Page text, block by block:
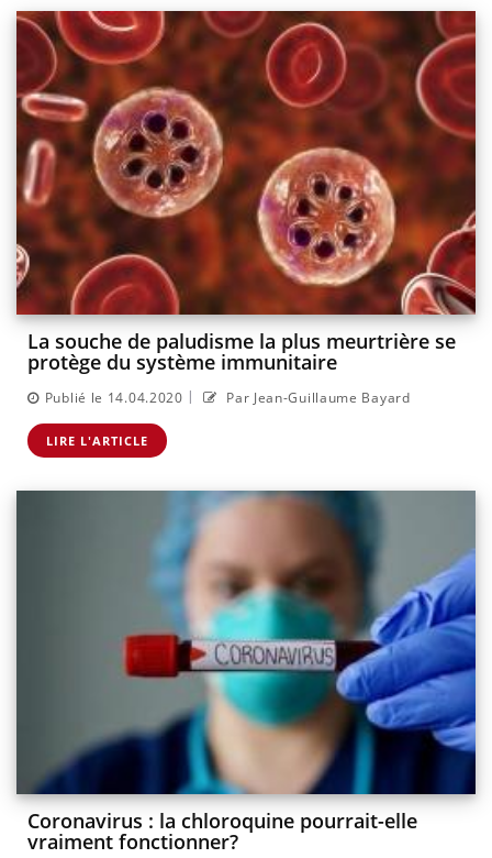
La souche de paludisme la plus meurtrière se
protège du système immunitaire
Publié le 14.04.2020 | Par Jean-Guillaume Bayard
LIRE L'ARTICLE
Coronavirus : la chloroquine pourrait-elle
vraiment fonctionner?